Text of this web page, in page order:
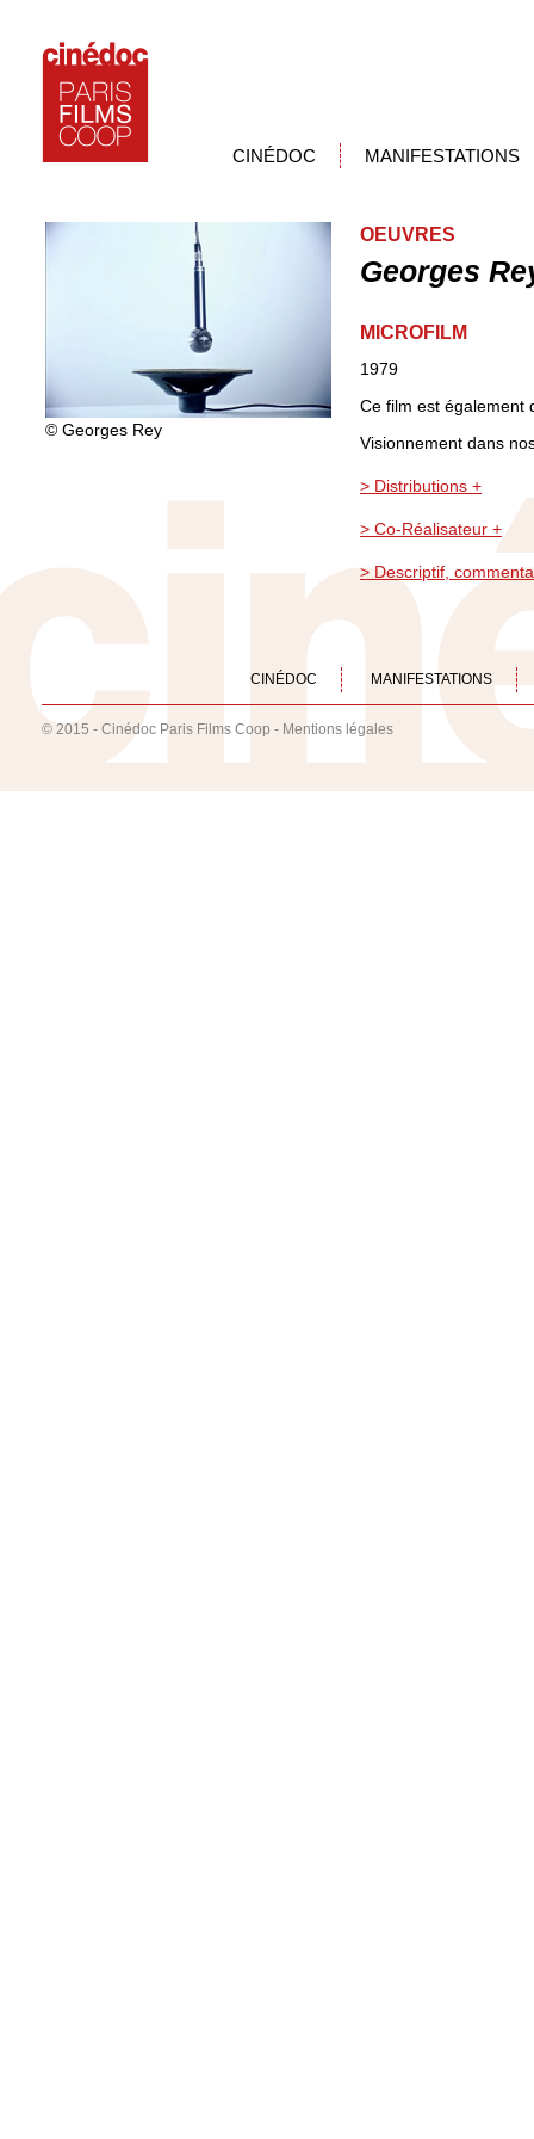
CINÉDOC MANIFESTATIONS
© Georges Rey
OEUVRES
Georges
MICROFILM
1979
Ce film est également
Visionnement dans
> Distributions +
> Co-Réalisateur +
> Descriptif,
CINÉDOC MANIFESTATIONS
© 2015 - Cinédoc Paris Films Coop - Mentions légales